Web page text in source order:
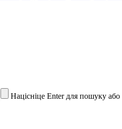
Націсніце Enter для пошуку